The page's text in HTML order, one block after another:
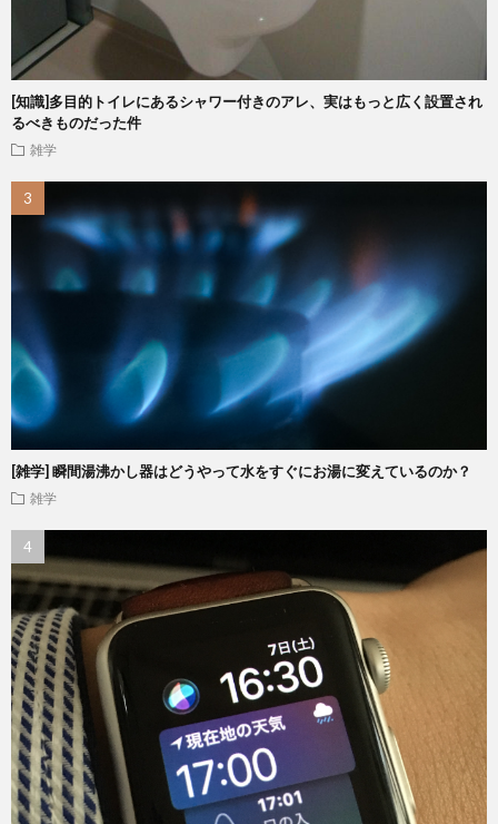
[知識]多目的トイレにあるシャワー付きのアレ、実はもっと広く設置され
るべきものだった件
雑学
[雑学] 瞬間湯沸かし器はどうやって水をすぐにお湯に変えているのか？
雑学